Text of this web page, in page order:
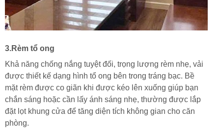
3.Rèm tổ ong
Khả năng chống nắng tuyệt đối, trọng lượng rèm nhẹ, vải
được thiết kế dạng hình tổ ong bên trong tráng bạc. Bề
mặt rèm được co giãn khi được kéo lên xuống giúp bạn
chắn sáng hoặc cần lấy ánh sáng nhẹ, thường được lắp
đặt lọt khung cửa để tăng diện tích không gian cho căn
phòng.